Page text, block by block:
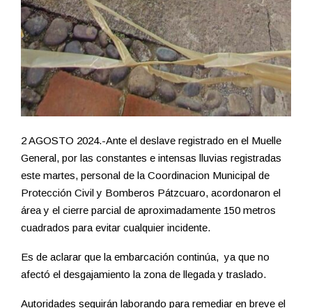
2 AGOSTO 2024.-Ante el deslave registrado en el Muelle
General, por las constantes e intensas lluvias registradas
este martes, personal de la Coordinacion Municipal de
Protección Civil y Bomberos Pátzcuaro, acordonaron el
área y el cierre parcial de aproximadamente 150 metros
cuadrados para evitar cualquier incidente.
Es de aclarar que la embarcación continúa, ya que no
afectó el desgajamiento la zona de llegada y traslado.
Autoridades seguirán laborando para remediar en breve el